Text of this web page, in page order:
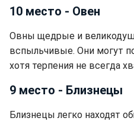
10 место - Овен
Овны щедрые и
вспыльчивые. Они могут
хотя терпения не всегда
9 место - Близнецы
Близнецы легко находят